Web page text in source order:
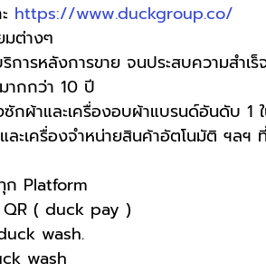
https://www.duckgroup.co/
มต่างๆ
การหลังการขาย จนประสบความสำเร็
ากกว่า 10 ปี
กผ้าและเครื่องอบผ้าแบรนด์อันดับ 1
เครื่องจำหน่ายสินค้าอัตโนมัติ ฯลฯ ที่
ก Platform
QR ( duck pay )
wash.
wash